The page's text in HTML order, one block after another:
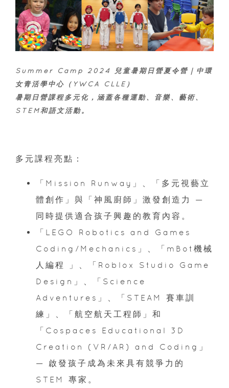
Summer Camp 2024 兒童暑期日營夏令營｜中環
女青活學中心（YWCA CLLE）
暑期日營課程多元化，涵蓋各種運動、音樂、藝術、
STEM和語文活動。
多元課程亮點：
「Mission Runway」、「多元視藝立
體創作」與「神風廚師」激發創造力 —
同時提供適合孩子興趣的教育內容。
「LEGO Robotics and Games
Coding/Mechanics」、「mBot機械
人編程 」、「Roblox Studio Game
Design」、「Science
Adventures」、「STEAM 賽車訓
練」、「航空航天工程師」和
「Cospaces Educational 3D
Creation (VR/AR) and Coding」
— 啟發孩子成為未來具有競爭力的
STEM 專家。